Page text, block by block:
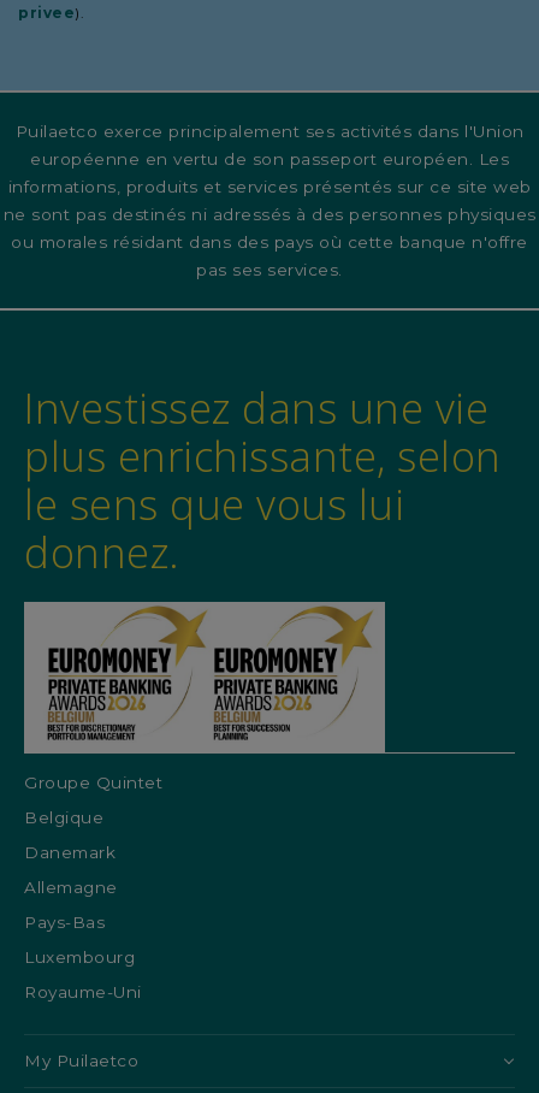
privee).
Puilaetco exerce principalement ses activités dans l'Union
européenne en vertu de son passeport européen. Les
informations, produits et services présentés sur ce site web
ne sont pas destinés ni adressés à des personnes physiques
ou morales résidant dans des pays où cette banque n'offre
pas ses services.
Investissez dans une vie
plus enrichissante, selon
le sens que vous lui
donnez.
Groupe Quintet
Belgique
Danemark
Allemagne
Pays-Bas
Luxembourg
Royaume-Uni
My Puilaetco